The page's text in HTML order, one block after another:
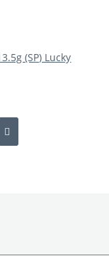
(SP) Lucky